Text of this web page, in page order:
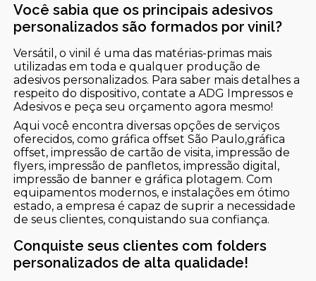
Você sabia que os principais adesivos
personalizados são formados por vinil?
Versátil, o vinil é uma das matérias-primas mais
utilizadas em toda e qualquer produção de
adesivos personalizados. Para saber mais detalhes a
respeito do dispositivo, contate a ADG Impressos e
Adesivos e peça seu orçamento agora mesmo!
Aqui você encontra diversas opções de serviços
oferecidos, como gráfica offset São Paulo,gráfica
offset, impressão de cartão de visita, impressão de
flyers, impressão de panfletos, impressão digital,
impressão de banner e gráfica plotagem. Com
equipamentos modernos, e instalações em ótimo
estado, a empresa é capaz de suprir a necessidade
de seus clientes, conquistando sua confiança.
Conquiste seus clientes com folders
personalizados de alta qualidade!